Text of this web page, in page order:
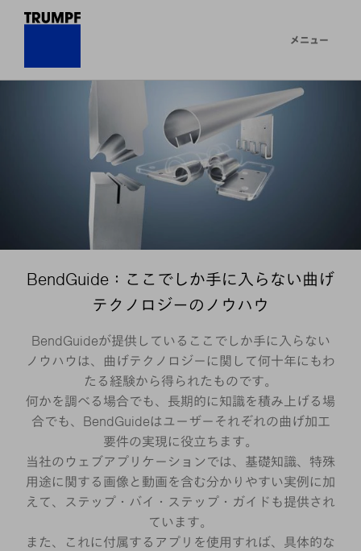
メニュー
BendGuide：ここでしか手に入らない曲げ
テクノロジーのノウハウ
BendGuideが提供しているここでしか手に入らない
ノウハウは、曲げテクノロジーに関して何十年にもわ
たる経験から得られたものです。
何かを調べる場合でも、長期的に知識を積み上げる場
合でも、BendGuideはユーザーそれぞれの曲げ加工
要件の実現に役立ちます。
当社のウェブアプリケーションでは、基礎知識、特殊
用途に関する画像と動画を含む分かりやすい実例に加
えて、ステップ・バイ・ステップ・ガイドも提供され
ています。
また、これに付属するアプリを使用すれば、具体的な